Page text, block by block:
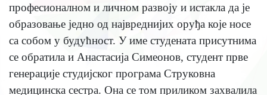
професионалном и личном развоју и истакла да је
образовање једно од највреднијих оруђа које носе
са собом у будућност. У име студената присутнима
се обратила и Анастасија Симеонов, студент прве
генерације студијског програма Струковна
медицинска сестра. Она се том приликом захвалила